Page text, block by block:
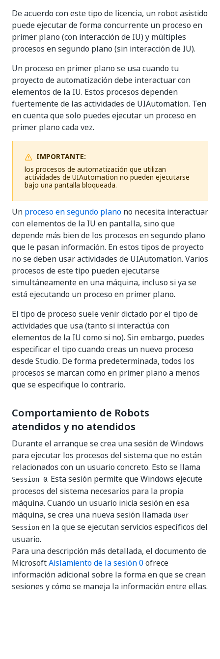
De acuerdo con este tipo de licencia, un robot asistido
puede ejecutar de forma concurrente un proceso en
primer plano (con interacción de IU) y múltiples
procesos en segundo plano (sin interacción de IU).
Un proceso en primer plano se usa cuando tu
proyecto de automatización debe interactuar con
elementos de la IU. Estos procesos dependen
fuertemente de las actividades de UIAutomation. Ten
en cuenta que solo puedes ejecutar un proceso en
primer plano cada vez.
IMPORTANTE:
los procesos de automatización que utilizan
actividades de UIAutomation no pueden ejecutarse
bajo una pantalla bloqueada.
Un proceso en segundo plano no necesita interactuar
con elementos de la IU en pantalla, sino que
depende más bien de los procesos en segundo plano
que le pasan información. En estos tipos de proyecto
no se deben usar actividades de UIAutomation. Varios
procesos de este tipo pueden ejecutarse
simultáneamente en una máquina, incluso si ya se
está ejecutando un proceso en primer plano.
El tipo de proceso suele venir dictado por el tipo de
actividades que usa (tanto si interactúa con
elementos de la IU como si no). Sin embargo, puedes
especificar el tipo cuando creas un nuevo proceso
desde Studio. De forma predeterminada, todos los
procesos se marcan como en primer plano a menos
que se especifique lo contrario.
Comportamiento de Robots
atendidos y no atendidos
Durante el arranque se crea una sesión de Windows
para ejecutar los procesos del sistema que no están
relacionados con un usuario concreto. Esto se llama
Session 0. Esta sesión permite que Windows ejecute
procesos del sistema necesarios para la propia
máquina. Cuando un usuario inicia sesión en esa
máquina, se crea una nueva sesión llamada User
Session en la que se ejecutan servicios específicos del
usuario.
Para una descripción más detallada, el documento de
MicrosoftAislamiento de la sesión 0ofrece
información adicional sobre la forma en que se crean
sesiones y cómo se maneja la información entre ellas.